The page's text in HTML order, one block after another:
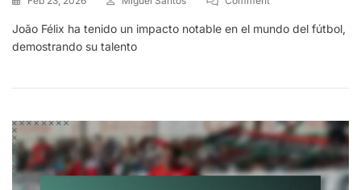
Félix:
Su
João Félix ha tenido un impacto notable en el mundo del fútbol,
demostrando su talento